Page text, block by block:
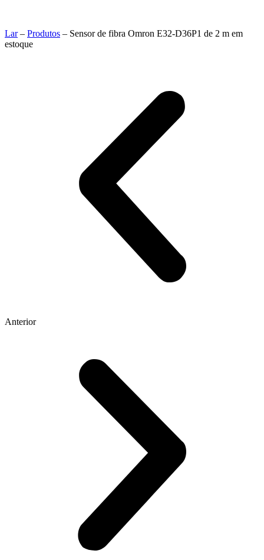
Lar– Produtos – Sensor de fibra Omron E32-D36P1 de 2 m em
estoque
Anterior